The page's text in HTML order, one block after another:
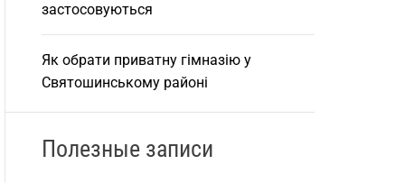
застосовуються
Як обрати приватну гімназію у
Святошинському районі
Полезные записи